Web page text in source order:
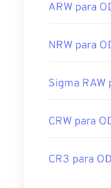
ARW para
NRW para
Sigma RAW
CRW para
CR3 para